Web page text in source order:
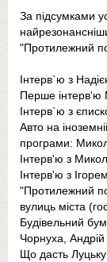
За підсумками
"Протилежний
Інтерв`ю з
Перше інтерв'ю
Інтерв`ю з
Авто на
програми:
Інтерв'ю з
Інтерв'ю з
"Протилежний
вулиць міста
Будівельний
Чорнуха,
Що дасть